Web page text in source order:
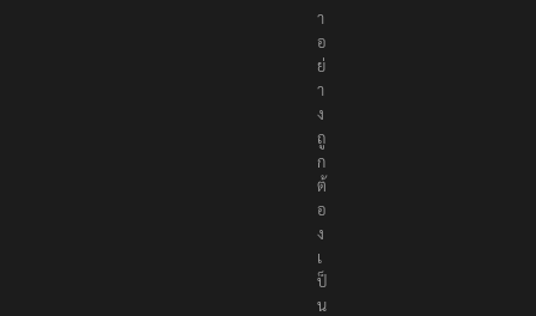
ห
า
อ
ย่
า
ง
ถู
ก
ต้
อ
ง
เ
ป็